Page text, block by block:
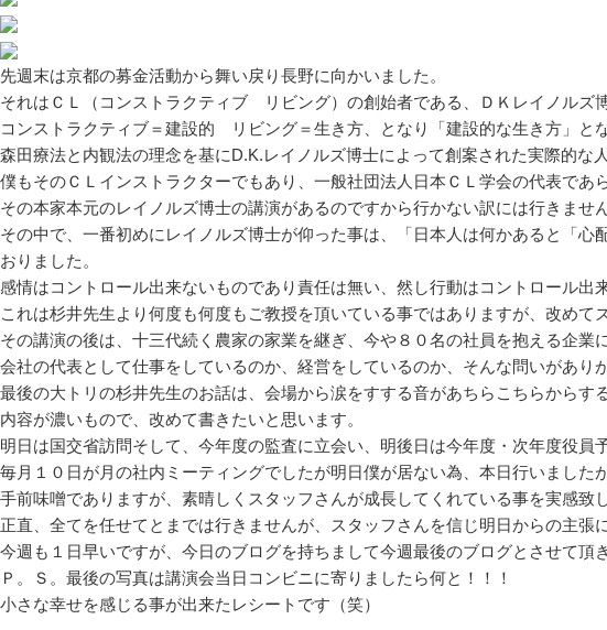
先週末は京都の募金活動から舞い戻り長野に向かいました。
それはＣＬ（コンストラクティブ リビング）の創始者である、ＤＫレイノルズ
コンストラクティブ＝建設的 リビング＝生き方、となり「建設的な生き方」とな
森田療法と内観法の理念を基にD.K.レイノルズ博士によって創案された実際的な
僕もそのＣＬインストラクターでもあり、一般社団法人日本ＣＬ学会の代表であ
その本家本元のレイノルズ博士の講演があるのですから行かない訳には行きま
その中で、一番初めにレイノルズ博士が仰った事は、「日本人は何かあると「
おりました。
感情はコントロール出来ないものであり責任は無い、然し行動はコントロール出
これは杉井先生より何度も何度もご教授を頂いている事ではありますが、改めて
その講演の後は、十三代続く農家の家業を継ぎ、今や８０名の社員を抱える企
会社の代表として仕事をしているのか、経営をしているのか、そんな問いがあり
最後の大トリの杉井先生のお話は、会場から涙をすする音があちらこちらからす
内容が濃いもので、改めて書きたいと思います。
明日は国交省訪問そして、今年度の監査に立会い、明後日は今年度・次年度役
毎月１０日が月の社内ミーティングでしたが明日僕が居ない為、本日行いました
手前味噌でありますが、素晴しくスタッフさんが成長してくれている事を実感致
正直、全てを任せてとまでは行きませんが、スタッフさんを信じ明日からの主張
今週も１日早いですが、今日のブログを持ちまして今週最後のブログとさせて頂き
Ｐ。Ｓ。最後の写真は講演会当日コンビニに寄りましたら何と！！！
小さな幸せを感じる事が出来たレシートです（笑）